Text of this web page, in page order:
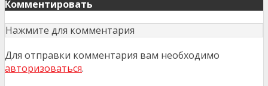
Комментировать
Нажмите для комментария
Для отправки комментария вам необходимо
авторизоваться.